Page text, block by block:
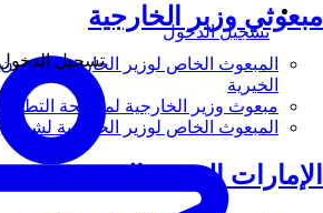
مبعوثي وزير الخارجية
المبعوث الخاص لوزير الخارجية لشؤون
الخيرية
مبعوث وزير الخارجية لمكافحة
المبعوث الخاص لوزير الخارجية لشؤون
الإمارات العربية المتحدة
تسجيل الدخول
تسجيل الدخول